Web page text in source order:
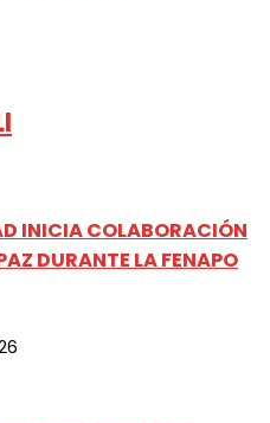
INICIA COLABORACIÓN
DURANTE LA FENAPO